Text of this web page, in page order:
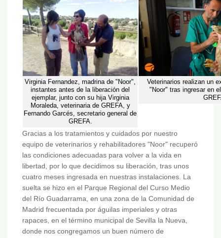
Virginia Fernandez, madrina de "Noor",
instantes antes de la liberación del
ejemplar, junto con su hija Virginia
Moraleda, veterinaria de GREFA, y
Fernando Garcés, secretario general de
GREFA.
Veterinarios realizan un
"Noor" tras ingresar en
Gracias a los tratamientos y cuidados por nuestro
equipo de veterinarios y rehabilitadores "Noor" recuperó
las condiciones adecuadas para volver a la vida en
libertad, por lo que decidimos su liberación, tras unos
cuatro meses ingresada en nuestras instalaciones. La
suelta se hizo en el Parque Regional del Curso Medio
del Río Guadarrama, en una zona de la Comunidad de
Madrid frecuentada por águilas imperiales y otras
rapaces, en el término municipal de Sevilla la Nueva,
donde nos congregamos un buen número de